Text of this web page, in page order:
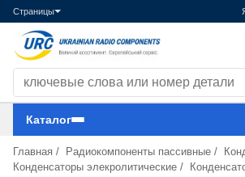
Страницы
Каталог
Главная / Радиокомпоненты пассивные /
Конденсаторы элекролитические /